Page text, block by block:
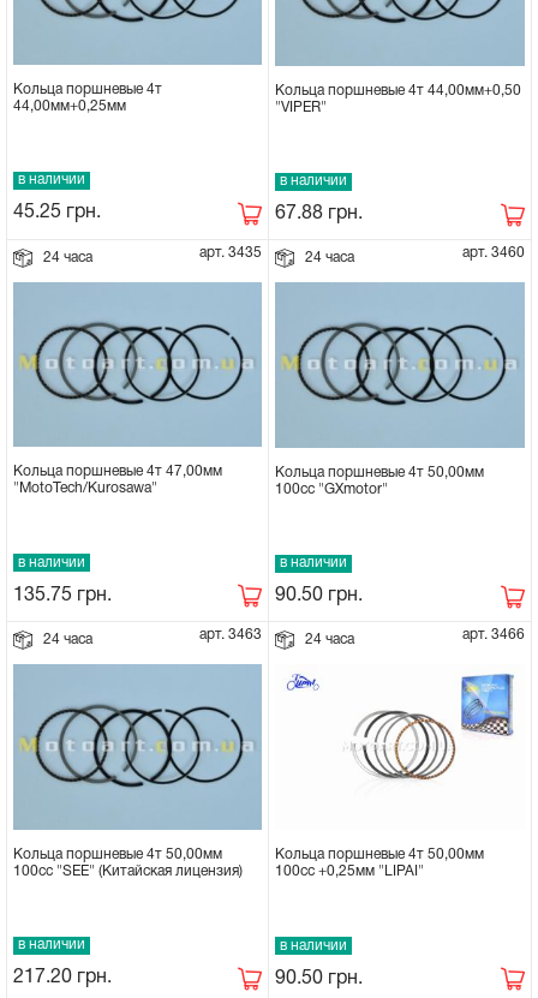
Кольца поршневые 4т
44,00мм+0,25мм
в наличии
45.25 грн.
Кольца поршневые 4т 44,00мм+0,50
"VIPER"
в наличии
67.88 грн.
24 часа арт. 3435
Кольца поршневые 4т 47,00мм
"MotoTech/Kurosawa"
в наличии
135.75 грн.
24 часа арт. 3460
Кольца поршневые 4т 50,00мм
100сс "GXmotor"
в наличии
90.50 грн.
24 часа арт. 3463
Кольца поршневые 4т 50,00мм
100сс "SEE" (Китайская лицензия)
в наличии
217.20 грн.
24 часа арт. 3466
Кольца поршневые 4т 50,00мм
100сс +0,25мм "LIPAI"
в наличии
90.50 грн.